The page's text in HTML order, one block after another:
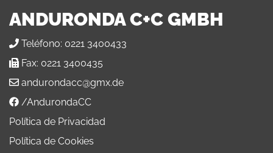
ANDURONDA C+C GMBH
Teléfono: 0221 3400433
Fax: 0221 3400435
andurondacc@gmx.de
/AndurondaCC
Política de Privacidad
Política de Cookies